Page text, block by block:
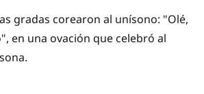
gradas corearon al unísono: "Olé,
en una ovación que celebró al